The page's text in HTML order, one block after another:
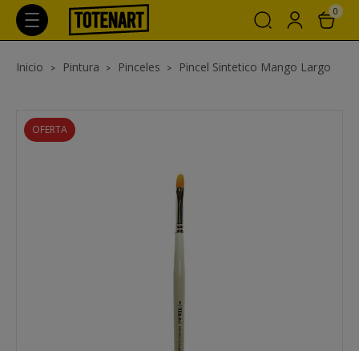
0
Inicio Pintura Pinceles Pincel Sintetico Mango Largo
OFERTA